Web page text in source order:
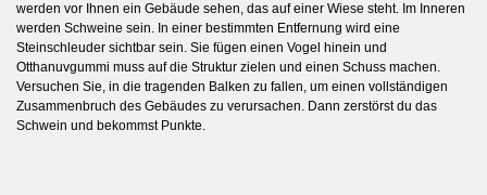
werden vor Ihnen ein Gebäude sehen, das auf einer Wiese steht. Im Inneren
werden Schweine sein. In einer bestimmten Entfernung wird eine
Steinschleuder sichtbar sein. Sie fügen einen Vogel hinein und
Otthanuvgummi muss auf die Struktur zielen und einen Schuss machen.
Versuchen Sie, in die tragenden Balken zu fallen, um einen vollständigen
Zusammenbruch des Gebäudes zu verursachen. Dann zerstörst du das
Schwein und bekommst Punkte.